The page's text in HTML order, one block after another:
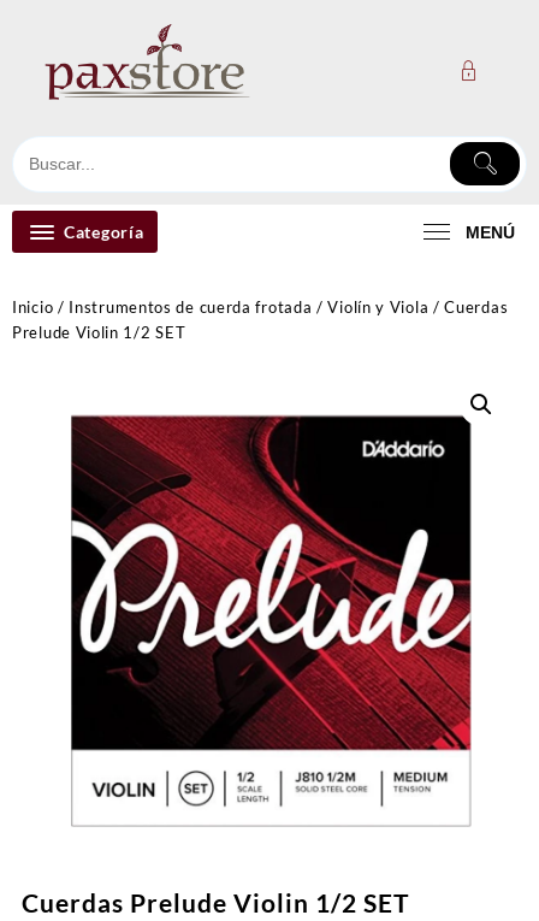
contenido
Categoría MENÚ
Inicio / Instrumentos de cuerda frotada /Violín y Viola / Cuerdas
Prelude Violin 1/2 SET
Cuerdas Prelude Violin 1/2 SET